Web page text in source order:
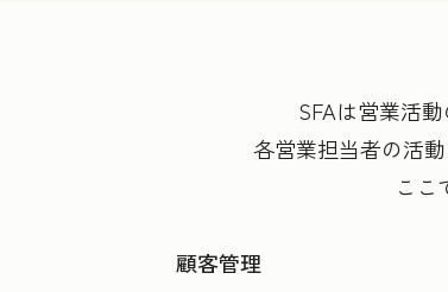
SFAは営業活
各営業担当者の活
ここ
顧客管理